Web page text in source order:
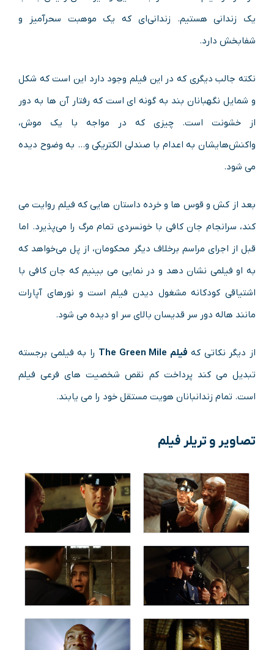
یک زندانی هستیم. زندانی‌ای که یک موهبت سحرآمیز و
شفابخش دارد.
نکته‌ جالب‌ دیگری که در این فیلم وجود دارد این است که شکل
و شمایل نگهبانان بند به گونه ای است که رفتار آن ها به‌ دور
از خشونت است. چیزی که در مواجه با یک موش،
واکنش‌هایشان به اعدام با صندلی الکتریکی و… به وضوح دیده
می شود.
بعد از کش و قوس ها و خرده داستان هایی که فیلم روایت می
کند، سرانجام جان کافی با خونسردی تمام مرگ را می‌پذیرد. اما
قبل از اجرای مراسم برخلاف دیگر محکومان، از پل می‌خواهد که
به او فیلمی نشان دهد و در نمایی می بینیم که جان کافی با
اشتیاقی کودکانه مشغول دیدن فیلم است و نورهای آپارات
مانند هاله دور سر قدیسان بالای سر او دیده می شود.
از دیگر نکاتى که فیلم The Green Mile
را به فیلمى برجسته
تبدیل مى کند پرداخت کم نقص شخصیت هاى فرعى فیلم
است. تمام زندانبانان هویت مستقل خود را مى یابند.
تصاویر و تریلر فیلم